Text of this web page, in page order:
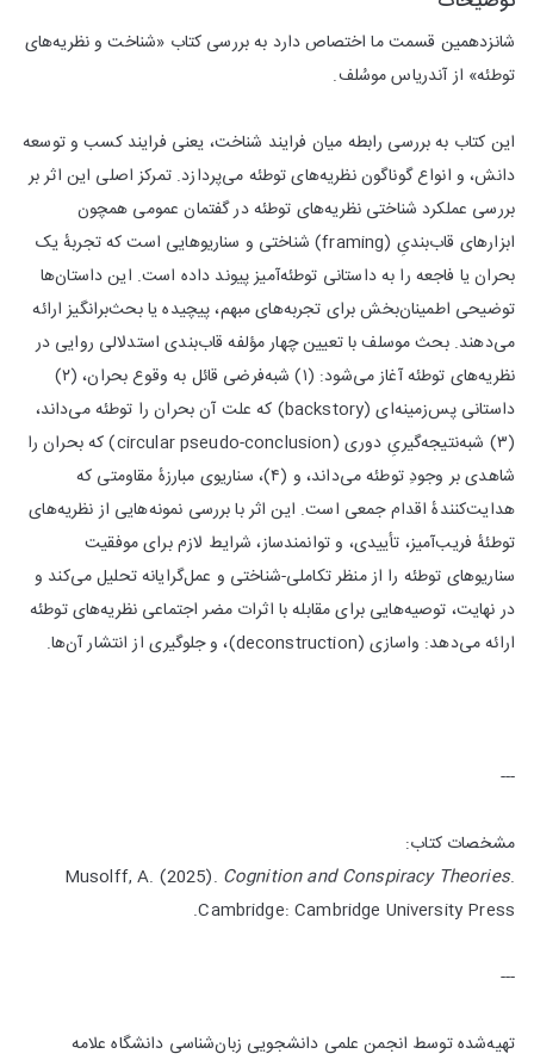
شانزدهمین قسمت ما اختصاص دارد به بررسی کتاب «شناخت و نظریه‌های
توطئه» از آندریاس موسُلف.
این کتاب به بررسی رابطه میان فرایند شناخت، یعنی فرایند کسب و توسعه
دانش، و انواع گوناگون نظریه‌های توطئه می‌پردازد. تمرکز اصلی این اثر بر
بررسی عملکرد شناختی نظریه‌های توطئه در گفتمان عمومی همچون
ابزارهای قاب‌بندیِ (framing) شناختی و سناریوهایی است که تجربهٔ یک
بحران یا فاجعه را به داستانی توطئه‌آمیز پیوند داده است. این داستان‌ها
توضیحی اطمینان‌بخش برای تجربه‌های مبهم، پیچیده یا بحث‌برانگیز ارائه
می‌دهند. بحث موسلف با تعیین چهار مؤلفه قاب‌بندی استدلالی روایی در
نظریه‌های توطئه آغاز می‌شود: (۱) شبه‌فرضی قائل به وقوع بحران، (۲)
داستانی پس‌زمینه‌ای (backstory) که علت آن بحران را توطئه می‌داند،
(۳) شبه‌نتیجه‌گیریِ دوری (circular pseudo-conclusion) که بحران را
شاهدی بر وجودِ توطئه می‌داند، و (۴)، سناریوی مبارزهٔ مقاومتی که
هدایت‌کنندهٔ اقدام جمعی است. این اثر با بررسی نمونه‌هایی از نظریه‌های
توطئهٔ فریب‌آمیز، تأییدی، و توانمندساز، شرایط لازم برای موفقیت
سناریوهای توطئه را از منظر تکاملی-شناختی و عمل‌گرایانه تحلیل می‌کند و
در نهایت، توصیه‌هایی برای مقابله با اثرات مضر اجتماعی نظریه‌های توطئه
ارائه می‌دهد: واسازی (deconstruction)، و جلوگیری از انتشار آن‌ها.
---
مشخصات کتاب:
Musolff, A. (2025). Cognition and Conspiracy Theories.
Cambridge: Cambridge University Press.
---
تهیه‌شده توسط انجمن علمی دانشجویی زبان‌شناسی دانشگاه علامه